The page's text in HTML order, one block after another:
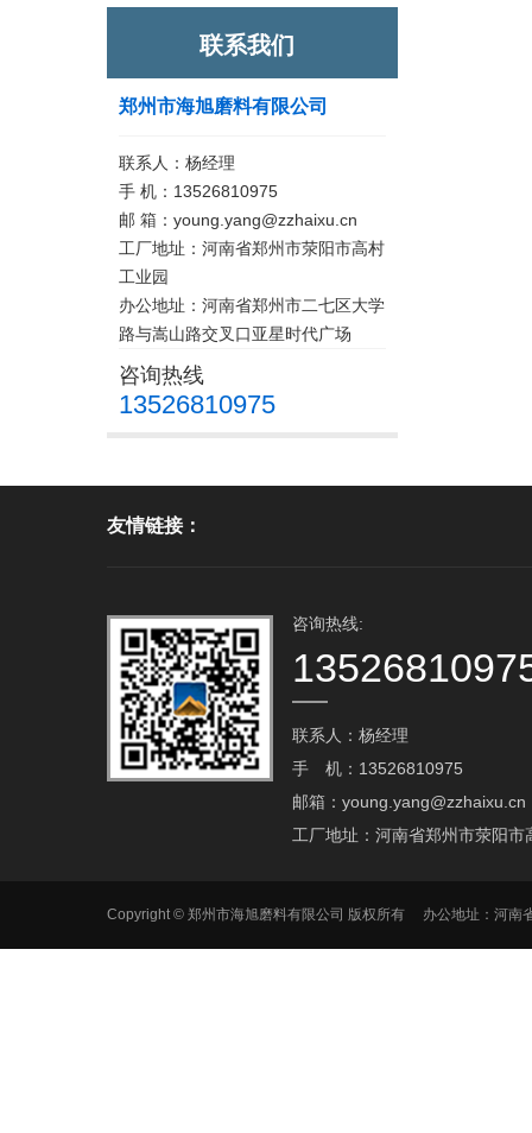
联系我们
郑州市海旭磨料有限公司
联系人：杨经理
手 机：13526810975
邮 箱：young.yang@zzhaixu.cn
工厂地址：河南省郑州市荥阳市高村
工业园
办公地址：河南省郑州市二七区大学
路与嵩山路交叉口亚星时代广场
咨询热线
13526810975
友情链接：
咨询热线:
联系人：杨经理
手 机：13526810975
邮箱：young.yang@zzhaixu.cn
工厂地址：河南省郑州市荥阳市
Copyright © 郑州市海旭磨料有限公司 版权所有 办公地址：河